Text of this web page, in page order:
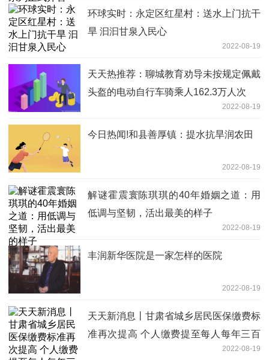
环球实时：永定区红星村：送水上门抗干
旱 汩汩甘泉入民心
2022-08-19
天天热推荐：聊城教育劝导未按规定佩戴
头盔的电动自行车骑乘人162.3万人次
2022-08-19
今日热闻!和县善厚镇：提水抗旱润农田
2022-08-19
解谜霍震寰陈琪琪的40年婚姻之道：用
低调与坚韧，活出最美的样子
2022-08-19
丰润新华医院是一家怎样的医院
2022-08-19
天天新消息丨甘肃省城乡居民医保缴费标
准再次提高 个人缴费提至每人每年三百
2022-08-19